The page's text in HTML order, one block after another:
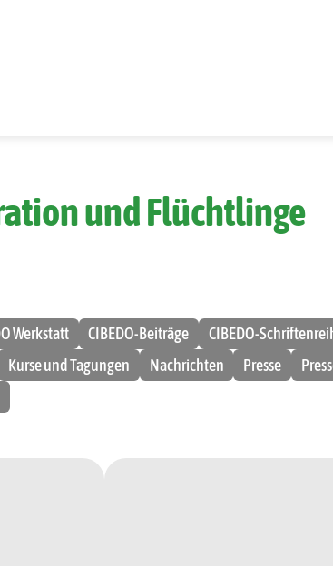
und Flüchtlinge
Werkstatt CIBEDO-Beiträge
CIBEDO-
Kurse und Tagungen Nachrichten Presse